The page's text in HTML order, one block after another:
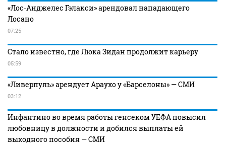
«Лос‑Анджелес Гэлакси» арендовал нападающего
Лосано
07:25
Стало известно, где Люка Зидан продолжит карьеру
05:59
«Ливерпуль» арендует Араухо у «Барселоны» — СМИ
03:12
Инфантино во время работы генсеком УЕФА повысил
любовницу в должности и добился выплаты ей
выходного пособия — СМИ